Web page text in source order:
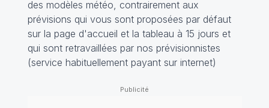
des modèles météo, contrairement aux
prévisions qui vous sont proposées par défaut
sur la page d'accueil et la tableau à 15 jours et
qui sont retravaillées par nos prévisionnistes
(service habituellement payant sur internet)